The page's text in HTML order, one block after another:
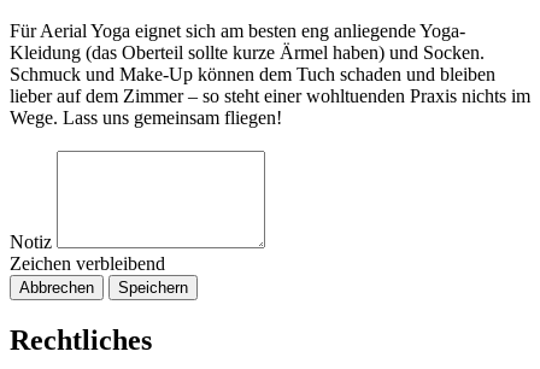
Für Aerial Yoga eignet sich am besten eng anliegende Yoga-
Kleidung (das Oberteil sollte kurze Ärmel haben) und Socken.
Schmuck und Make-Up können dem Tuch schaden und bleiben
lieber auf dem Zimmer – so steht einer wohltuenden Praxis nichts im
Wege. Lass uns gemeinsam fliegen!
Notiz
Zeichen verbleibend
Abbrechen Speichern
Rechtliches